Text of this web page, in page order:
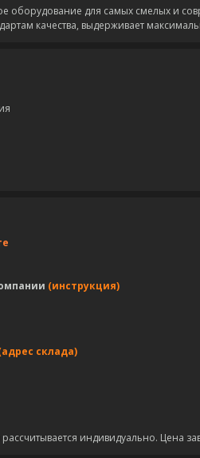
оборудование для самых смелых и
качества, выдерживает
(инструкция)
склада)
индивидуально. Цена